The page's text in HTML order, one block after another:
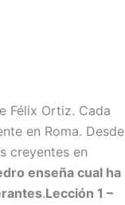
Félix Ortiz. Cada
en Roma. Desde
creyentes en
enseña cual ha
.Lección 1 –